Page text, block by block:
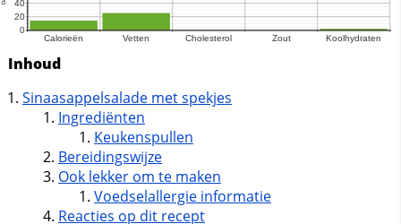
Inhoud
Sinaasappelsalade met spekjes
Ingrediënten
Keukenspullen
Bereidingswijze
Ook lekker om te maken
Voedselallergie informatie
Reacties op dit recept